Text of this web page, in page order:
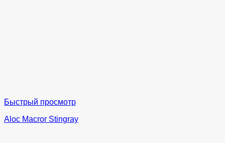
Быстрый просмотр
Aloc Macror Stingray